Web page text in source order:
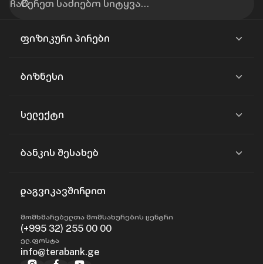
ფიზიკური პირები
ბიზნესი
სელექტი
ბანკის შესახებ
დაგვიკავშირდით
მომხმარებელთა მომსახურების ცენტრი
(+995 32) 255 00 00
ელ.ფოსტა
info@terabank.ge